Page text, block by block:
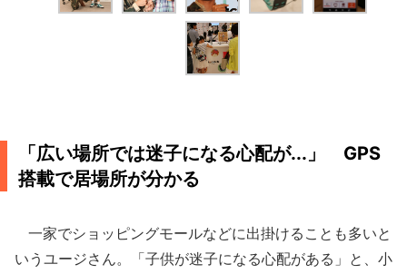
「広い場所では迷子になる心配が...」 GPS
搭載で居場所が分かる
一家でショッピングモールなどに出掛けることも多いと
いうユージさん。「子供が迷子になる心配がある」と、小